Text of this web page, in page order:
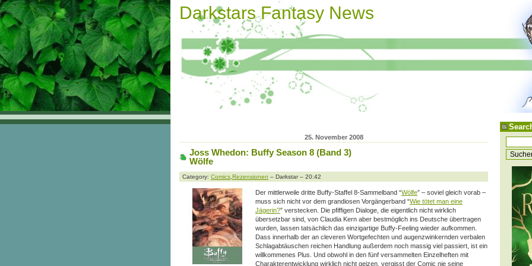
Darkstars Fantasy News
25. November 2008
Joss Whedon: Buffy Season 8 (Band 3)
Wölfe
Category: Comics Rezensionen – Darkstar – 20:42
Der mittlerweile dritte Buffy-Staffel 8-Sammelband “Wölfe” – soviel gleich vorab –
muss sich nicht vor dem grandiosen Vorgängerband “Wie tötet man eine
Jägerin?” verstecken. Die pfiffigen Dialoge, die eigentlich nicht wirklich
übersetzbar sind, von Claudia Kern aber bestmöglich ins Deutsche übertragen
wurden, lassen tatsächlich das einzigartige Buffy-Feeling wieder aufkommen.
Dass innerhalb der an cleveren Wortgefechten und augenzwinkernden verbalen
Schlagabtäuschen reichen Handlung außerdem noch massig viel passiert, ist ein
willkommenes Plus. Und obwohl in den fünf versammelten Einzelheften mit
Charakterentwicklung wirklich nicht geizen, vergisst der Comic nie seine